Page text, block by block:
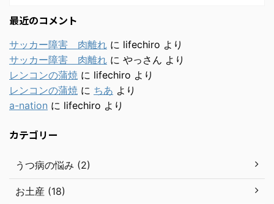
最近のコメント
サッカー障害 肉離れ に lifechiro より
サッカー障害 肉離れ に やっさん より
レンコンの蒲焼 に lifechiro より
レンコンの蒲焼 に ちあ より
a-nation に lifechiro より
カテゴリー
うつ病の悩み (2)
お土産 (18)